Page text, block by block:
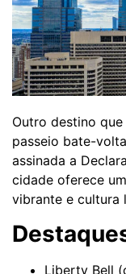
Outro destino
passeio bate-
assinada a
cidade oferece
vibrante e cultura
Liberty Bell